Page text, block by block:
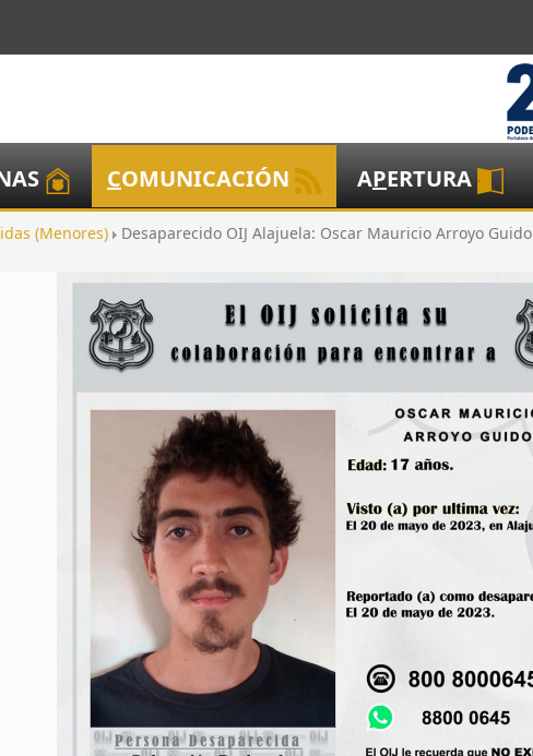
COMUNICACIÓN APERTURA
(Menores) Desaparecido OIJ Alajuela: Oscar Mauricio Arroyo Guido